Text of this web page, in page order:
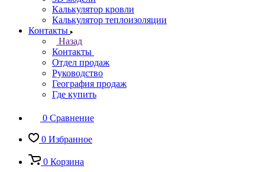
Калькулятор кровли
Калькулятор теплоизоляции
Контакты
Назад
Контакты
Отдел продаж
Руководство
География продаж
Где купить
0 Сравнение
0 Избранное
0 Корзина